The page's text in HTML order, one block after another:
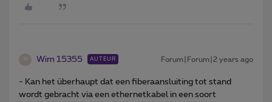
Wim 15355 AUTEUR Forum|Forum|2 years ago
- Kan het überhaupt dat een fiberaansluiting tot stand
wordt gebracht via een ethernetkabel in een soort